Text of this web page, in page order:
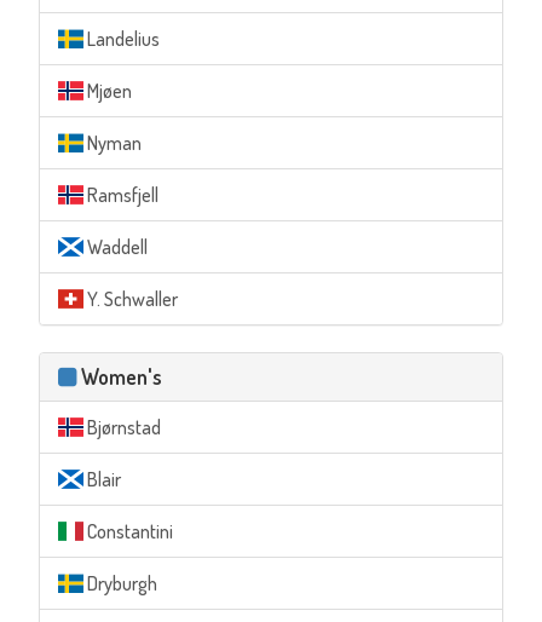
Landelius
Mjøen
Nyman
Ramsfjell
Waddell
Y. Schwaller
Women's
Bjørnstad
Blair
Constantini
Dryburgh